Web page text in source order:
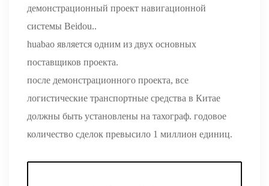
демонстрационный проект навигационной
системы Beidou..
huabao является одним из двух основных
поставщиков проекта.
после демонстрационного проекта, все
логистические транспортные средства в Китае
должны быть установлены на тахограф. годовое
количество сделок превысило 1 миллион единиц.